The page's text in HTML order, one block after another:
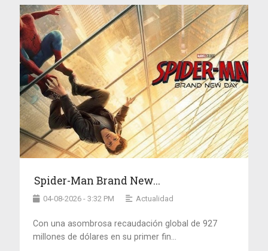
Spider-Man Brand New...
04-08-2026 - 3:32 PM Actualidad
Con una asombrosa recaudación global de 927
millones de dólares en su primer fin...